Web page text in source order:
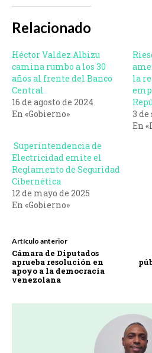
Relacionado
Héctor Valdez Albizu
camina rumbo a los 30
años al frente del Banco
Central
16 de agosto de 2024
En «Gobierno»
la
3
En
Superintendencia de
Electricidad emite el
Reglamento de Seguridad
Cibernética
12 de mayo de 2025
En «Gobierno»
Artículo anterior
Cámara de Diputados
aprueba resolución en
apoyo a la democracia
venezolana